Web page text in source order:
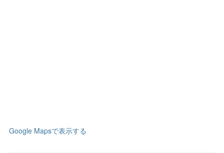
Google Mapsで表示する